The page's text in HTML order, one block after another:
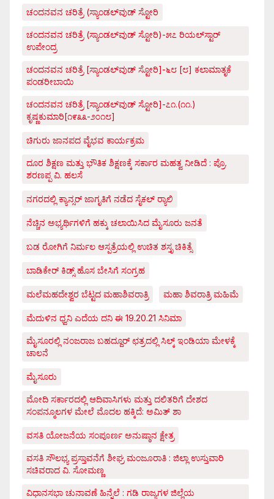
ಚಂದನವನ ಚರಿತ್ರೆ (ಸ್ಯಾಂಡಲ್‌ವುಡ್ ಸ್ಟೋರಿ
ಚಂದನವನ ಚರಿತ್ರೆ (ಸ್ಯಾಂಡಲ್‌ವುಡ್ ಸ್ಟೋರಿ)-೫೭ ರಿಯಲ್‌ಸ್ಟಾರ್
ಉಪೇಂದ್ರ
ಚಂದನವನ ಚರಿತ್ರೆ [ಸ್ಯಾಂಡಲ್‌ವುಡ್ ಸ್ಟೋರಿ]-೬೮ [೮] ಕಲಾಮಾತೃಕೆ
ಪಂಡರೀಬಾಯಿ
ಚಂದನವನ ಚರಿತ್ರೆ [ಸ್ಯಾಂಡಲ್‌ವುಡ್ ಸ್ಟೋರಿ]-೭೧.(೧೧.)
ಕೃಷ್ಣಕುಮಾರಿ[೧೯೩೩-೨೦೧೮]
ಚಿಗುರು ಜಾನಪದ ವೈಭವ ಕಾರ್ಯಕ್ರಮ
ದೂರ ಶಿಕ್ಷಣ ಮತ್ತು ಭೌತಿಕ ಶಿಕ್ಷಣಕ್ಕೆ ಸರ್ಕಾರ ಮಹತ್ವ ನೀಡಿದೆ : ಪ್ರೊ.
ಶರಣಪ್ಪ ವಿ. ಹಲಸೆ
ನಗರದಲ್ಲಿ ಕ್ಯಾನ್ಸರ್ ಜಾಗೃತಿಗೆ ನಡೆದ ಸೈಕಲ್ ರ್‍ಯಾಲಿ
ನೆಚ್ಚಿನ ಅಭ್ಯರ್ಥಿಗಳಿಗೆ ಹಕ್ಕು ಚಲಾಯಿಸಿದ ಮೈಸೂರು ಜನತೆ
ಬಡ ರೋಗಿಗೆ ನಿರ್ಮಲ ಆಸ್ಪತ್ರೆಯಲ್ಲಿ ಉಚಿತ ಶಸ್ತೃ ಚಿಕಿತ್ಸೆ
ಬಾಡಿಕೇರ್ ಕಿಡ್ಸ್ ಹೊಸ ಬೇಸಿಗೆ ಸಂಗ್ರಹ
ಮಲೆಮಹದೇಶ್ವರ ಬೆಟ್ಟದ ಮಹಾಶಿವರಾತ್ರಿ ಮಹಾ ಶಿವರಾತ್ರಿ ಮಹಿಮೆ
ಮೆದುಳಿನ ಧ್ವನಿ ಎದೆಯ ದನಿ ಈ 19.20.21 ಸಿನಿಮಾ
ಮೈಸೂರಲ್ಲಿ ನಂಜರಾಜ ಬಹದ್ದೂರ್ ಛತ್ರದಲ್ಲಿ ಸಿಲ್ಕ್ ಇಂಡಿಯಾ ಮೇಳಕ್ಕೆ
ಚಾಲನೆ
ಮೈಸೂರು
ಮೋದಿ ಸರ್ಕಾರದಲ್ಲಿ ಆದಿವಾಸಿಗಳು ಮತ್ತು ದಲಿತರಿಗೆ ದೇಶದ
ಸಂಪನ್ಮೂಲಗಳ ಮೇಲೆ ಮೊದಲ ಹಕ್ಕಿದೆ: ಅಮಿತ್ ಶಾ
ವಸತಿ ಯೋಜನೆಯ ಸಂಪೂರ್ಣ ಅನುಷ್ಠಾನ ಕ್ಷೇತ್ರ
ವಸತಿ ಸೌಲಭ್ಯ ಪ್ರಸ್ತಾವನೆಗೆ ಶೀಘ್ರ ಮಂಜೂರಾತಿ : ಜಿಲ್ಲಾ ಉಸ್ತುವಾರಿ
ಸಚಿವರಾದ ವಿ. ಸೋಮಣ್ಣ
ವಿಧಾನಸಭಾ ಚುನಾವಣೆ ಹಿನ್ನೆಲೆ : ಗಡಿ ರಾಜ್ಯಗಳ ಜಿಲ್ಲೆಯ